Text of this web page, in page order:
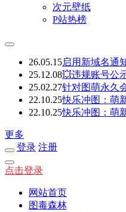
次元壁纸
P站热榜
26.05.15启用新域名通
25.12.08💥违规账号公
25.02.27针对图萌永久
22.10.25快乐冲图：萌
22.10.25快乐冲图：萌
更多
登录 注册
点击登录
网站首页
图毒森林